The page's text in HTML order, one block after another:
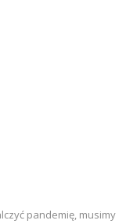
pandemię, musimy